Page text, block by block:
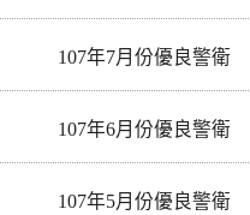
107年7月份優良警衛
107年6月份優良警衛
107年5月份優良警衛